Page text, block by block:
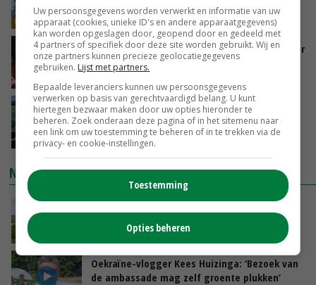
VANDAAG, 15:33
Vlaamse varkensstapel krimpt, pluimveesector
groeit door schaalvergroting
‘Cijfer jezelf niet weg en doe vooral ook waar
je gelukkig van wordt’
VANDAAG, 13:31
NIEUWSTE VIDEO'S
POAH!: John Deere 7730
VANDAAG, 10:00
Oekraïne-vlogger Kees Huizinga: ‘Bezoek van
de ambassade mag zelf groente plukken’
Uw persoonsgegevens worden verwerkt en informatie van uw
apparaat (cookies, unieke ID's en andere apparaatgegevens)
kan worden opgeslagen door, geopend door en gedeeld met
4 partners of specifiek door deze site worden gebruikt. Wij en
onze partners kunnen precieze geolocatiegegevens
gebruiken. Lijst met partners.
Bepaalde leveranciers kunnen uw persoonsgegevens
verwerken op basis van gerechtvaardigd belang. U kunt
hiertegen bezwaar maken door uw opties hieronder te
beheren. Zoek onderaan deze pagina of in het sitemenu naar
een link om uw toestemming te beheren of in te trekken via de
privacy- en cookie-instellingen.
Toestemming
Opties beheren